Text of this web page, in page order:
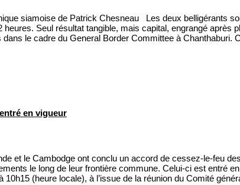
siamoise de Patrick Chesneau Les deux belligérants
heures. Seul résultat tangible, mais capital, engrangé après
dans le cadre du General Border Committee à Chanthaburi.
en vigueur
et le Cambodge ont conclu un accord de cessez-le-feu
le long de leur frontière commune. Celui-ci est entré
10h15 (heure locale), à l’issue de la réunion du Comité